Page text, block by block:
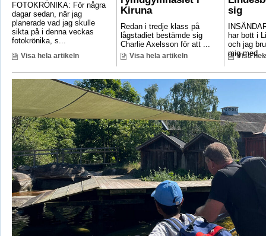
FOTOKRÖNIKA: För några
dagar sedan, när jag
planerade vad jag skulle
sikta på i denna veckas
fotokrönika, s...
Visa hela artikeln
Kiruna
Redan i tredje klass på
lågstadiet bestämde sig
Charlie Axelsson för att ...
Visa hela artikeln
sig
har bott i
och jag
mig med
Visa